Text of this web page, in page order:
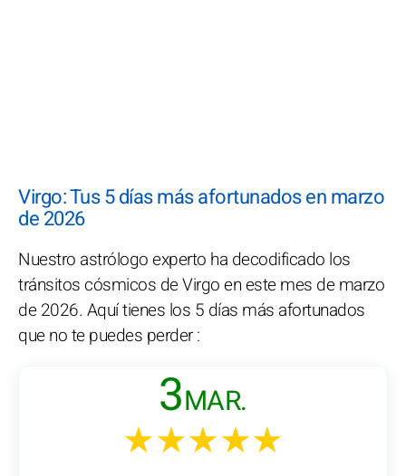
Virgo: Tus 5 días más afortunados en marzo
de 2026
Nuestro astrólogo experto ha decodificado los
tránsitos cósmicos de Virgo en este mes de marzo
de 2026. Aquí tienes los 5 días más afortunados
que no te puedes perder :
3MAR.
★★★★★